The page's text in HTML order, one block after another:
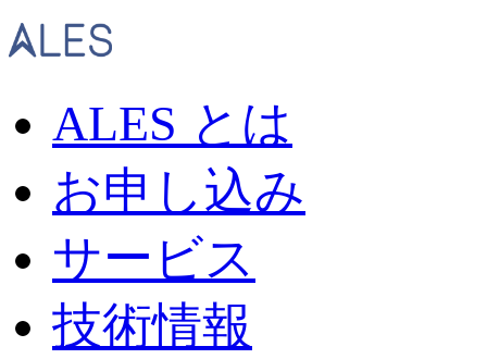
ALES とは
お申し込み
サービス
技術情報